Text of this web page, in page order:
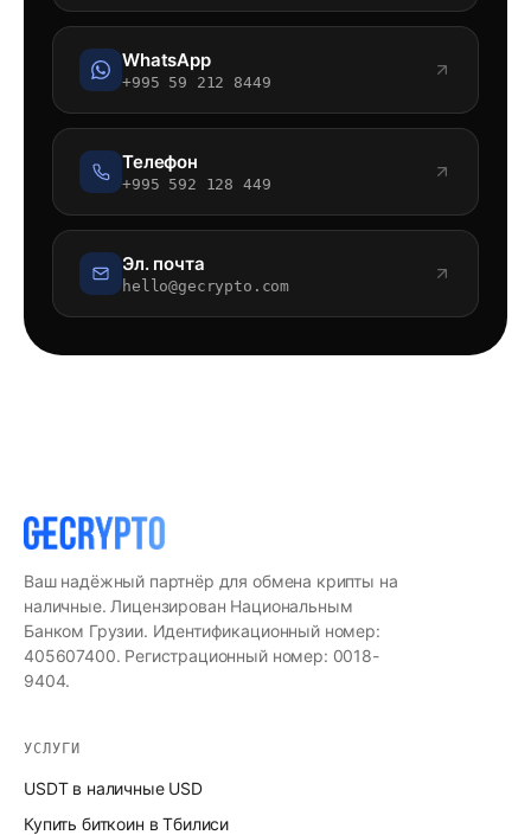
WhatsApp
+995 59 212 8449
Телефон
+995 592 128 449
Эл. почта
hello@gecrypto.com
Ваш надёжный партнёр для обмена крипты на
наличные. Лицензирован Национальным
Банком Грузии. Идентификационный номер:
405607400. Регистрационный номер: 0018-
9404.
УСЛУГИ
USDT в наличные USD
Купить биткоин в Тбилиси